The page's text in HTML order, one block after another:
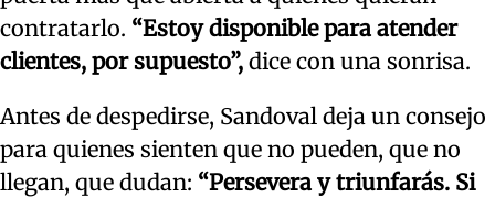
contratarlo. “Estoy disponible para atender
clientes, por supuesto”, dice con una sonrisa.
Antes de despedirse, Sandoval deja un consejo
para quienes sienten que no pueden, que no
llegan, que dudan: “Persevera y triunfarás. Si